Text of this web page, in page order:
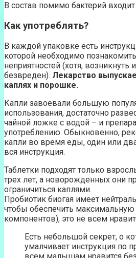
В состав помимо бактерий
Как употреблять?
В каждой упаковке есть
которой необходимо
неприятностей (хотя, возникнуть
безвреден). Лекарство
каплях и порошке.
Капли завоевали большую
использования, достаточно
чайной ложке с водой – и
употреблению. Обыкновенно,
капли во время еды, один или
вся инструкция.
Таблетки подходят только
трех лет, а новорожденных они
ограничиться каплями.
Пробиотик биогая имеет
чтобы обеспечить
компонентов), это не всем
Есть небольшой секрет, о
умалчивает инструкция по